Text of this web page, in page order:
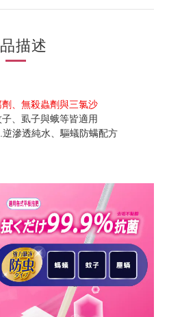
描述
、無殺蟲劑與三氯沙
、虱子與蛾等皆適用
逆滲透純水、驅蟻防螨配方